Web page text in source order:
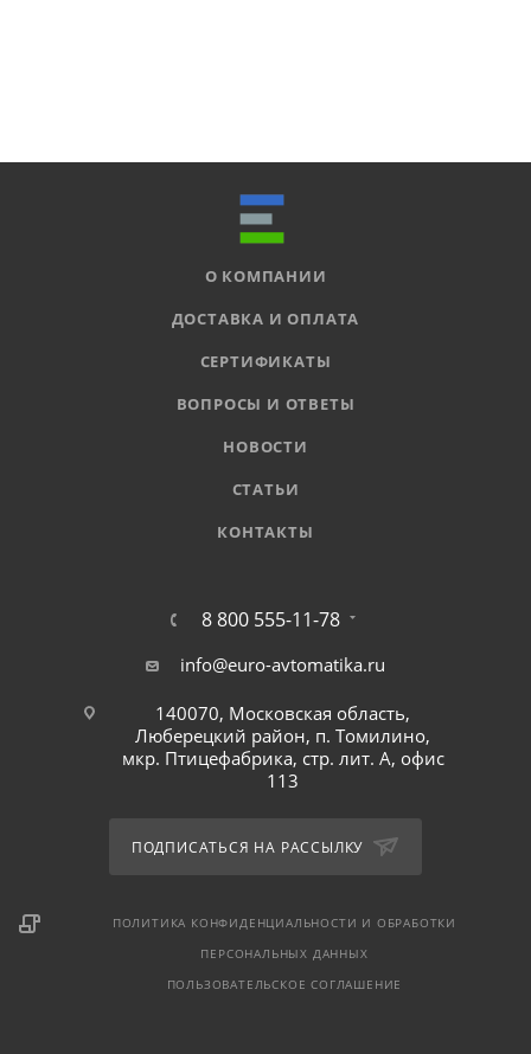
О КОМПАНИИ
ДОСТАВКА И ОПЛАТА
СЕРТИФИКАТЫ
ВОПРОСЫ И ОТВЕТЫ
НОВОСТИ
СТАТЬИ
КОНТАКТЫ
8 800 555-11-78
info@euro-avtomatika.ru
140070, Московская область,
Люберецкий район, п. Томилино,
мкр. Птицефабрика, стр. лит. А, офис
113
ПОДПИСАТЬСЯ НА РАССЫЛКУ
ПОЛИТИКА КОНФИДЕНЦИАЛЬНОСТИ И ОБРАБОТКИ
ПЕРСОНАЛЬНЫХ ДАННЫХ
ПОЛЬЗОВАТЕЛЬСКОЕ СОГЛАШЕНИЕ